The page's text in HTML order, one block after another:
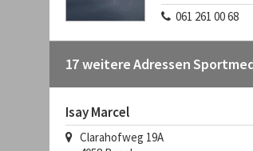
061 261 00 68
17 weitere Adressen
Isay Marcel
Clarahofweg 19A